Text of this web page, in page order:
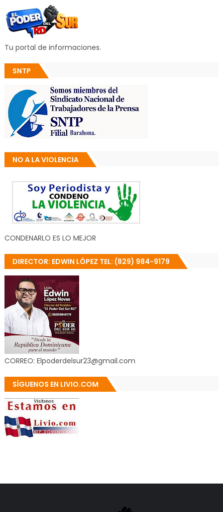
Tu portal de informaciones.
SNTP
NO A LA VIOLENCIA
CONDENARLO ES LO MEJOR
DIRECTOR: EDWIN LÓPEZ TEL: (829) 984-9179
CORREO: Elpoderdelsur23@gmail.com
SÍGUENOS EN LIVIO.COM